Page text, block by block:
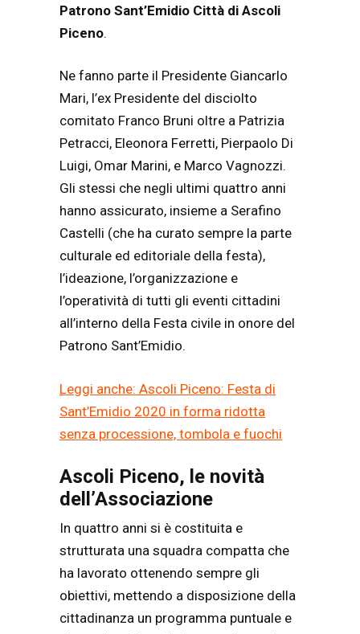
Patrono Sant’Emidio Città di Ascoli
Piceno.
Ne fanno parte il Presidente Giancarlo
Mari, l’ex Presidente del disciolto
comitato Franco Bruni oltre a Patrizia
Petracci, Eleonora Ferretti, Pierpaolo Di
Luigi, Omar Marini, e Marco Vagnozzi.
Gli stessi che negli ultimi quattro anni
hanno assicurato, insieme a Serafino
Castelli (che ha curato sempre la parte
culturale ed editoriale della festa),
l’ideazione, l’organizzazione e
l’operatività di tutti gli eventi cittadini
all’interno della Festa civile in onore del
Patrono Sant’Emidio.
Leggi anche: Ascoli Piceno: Festa di
Sant’Emidio 2020 in forma ridotta
senza processione, tombola e fuochi
Ascoli Piceno, le novità
dell’Associazione
In quattro anni si è costituita e
strutturata una squadra compatta che
ha lavorato ottenendo sempre gli
obiettivi, mettendo a disposizione della
cittadinanza un programma puntuale e